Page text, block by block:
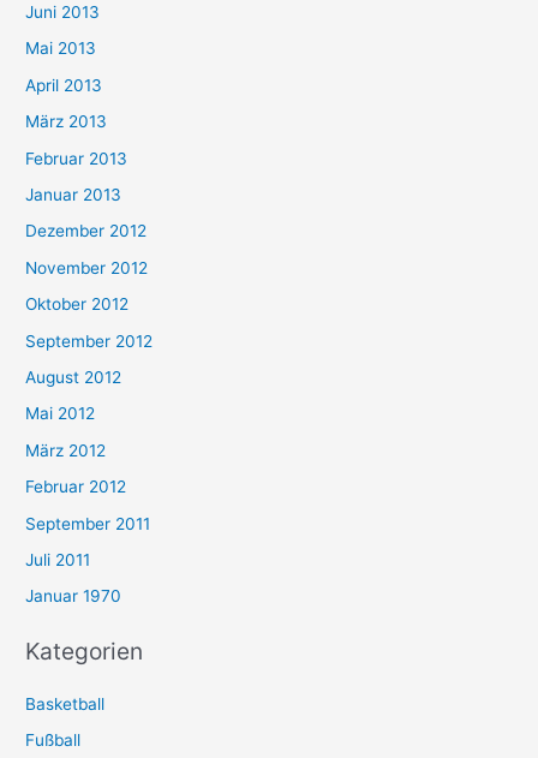
Juni 2013
Mai 2013
April 2013
März 2013
Februar 2013
Januar 2013
Dezember 2012
November 2012
Oktober 2012
September 2012
August 2012
Mai 2012
März 2012
Februar 2012
September 2011
Juli 2011
Januar 1970
Kategorien
Basketball
Fußball